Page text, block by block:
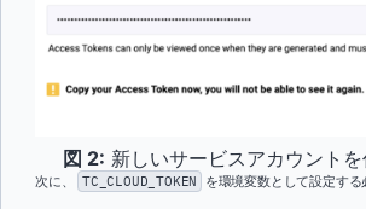
図 2: 新しいサービスアカウントを
次に、 TC_CLOUD_TOKEN を環境変数として設定する